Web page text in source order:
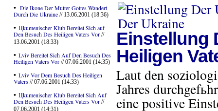
• Die Ikone Der Mutter Gottes Wandert
Durch Die Ukraine// 13.06.2001 (18:36)
• Цkumenischer Klub Bereitet Sich auf
Den Besuch Des Heiligen Vaters Vor//
13.06.2001 (18:33)
• Lviv Bereitet Sich Auf Den Besuch Des
Heiligen Vaters Vor// 07.06.2001 (14:35)
• Lviv Vor Dem Besuch Des Heiligen
Vaters// 07.06.2001 (14:33)
• Цkumenischer Klub Bereitet Sich Auf
Den Besuch Des Heiligen Vaters Vor//
07.06.2001 (14:31)
Einstellung
Heiligen
Laut den
Jahres
eine positive